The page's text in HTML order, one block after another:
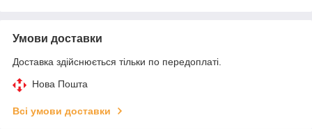
Умови доставки
Доставка здійснюється тільки по передоплаті.
Нова Пошта
Всі умови доставки